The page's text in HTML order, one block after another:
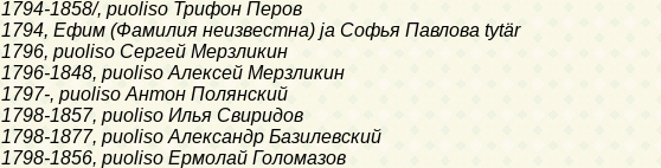
1794-1858/, puoliso Трифон Перов
1794, Ефим (Фамилия неизвестна) ja Софья Павлова tytär
1796, puoliso Сергей Мерзликин
1796-1848, puoliso Алексей Мерзликин
1797-, puoliso Антон Полянский
1798-1857, puoliso Илья Свиридов
1798-1877, puoliso Александр Базилевский
1798-1856, puoliso Ермолай Голомазов